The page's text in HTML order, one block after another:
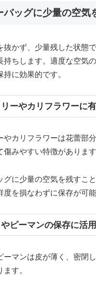
バッグに少量の空気
抜かず、少量残した状態
持ちします。適度な空気
持に効果的です。
ーやカリフラワーに
やカリフラワーは花蕾部
傷みやすい特徴があります
グに少量の空気を残すこ
度を損なわずに保存が可能
ピーマンの保存に活用
ーマンは皮が薄く、密閉
す。